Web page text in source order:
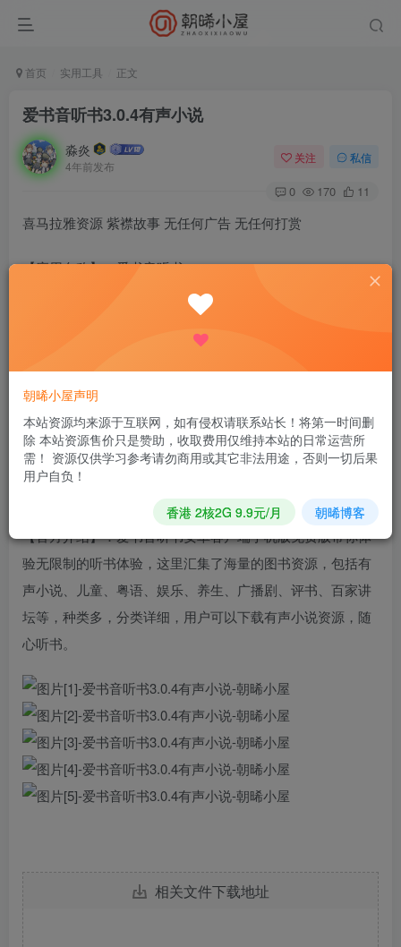
首页 实用工具 正文
爱书音听书3.0.4有声小说
淼炎
4年前发布
关注 私信
0 170 11
喜马拉雅资源 紫襟故事 无任何广告 无任何打赏
【应用名称】：爱书音听书
【应用包名】：com.tingshu.ishuyin
【应用大小】：15.0MB
【适用平台】：安卓
【官方介绍】：爱书音听书安卓客户端手机版免费版带你体
验无限制的听书体验，这里汇集了海量的图书资源，包括有
声小说、儿童、粤语、娱乐、养生、广播剧、评书、百家讲
坛等，种类多，分类详细，用户可以下载有声小说资源，随
心听书。
相关文件下载地址
朝晞小屋声明
本站资源均来源于互联网，如有侵权请联系站长！将第一时间删
除 本站资源售价只是赞助，收取费用仅维持本站的日常运营所
需！ 资源仅供学习参考请勿商用或其它非法用途，否则一切后果
用户自负！
香港 2核2G 9.9元/月 朝晞博客